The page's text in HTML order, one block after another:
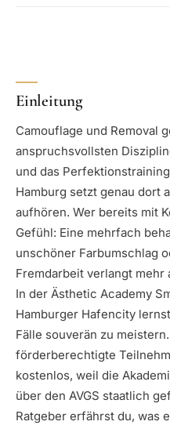
Einleitung
Camouflage und Removal
anspruchsvollsten
und das
Hamburg setzt genau dort
aufhören. Wer bereits mit
Gefühl: Eine mehrfach
unschöner Farbumschlag
Fremdarbeit verlangt
In der Ästhetic Academy
Hamburger Hafencity
Fälle souverän zu
förderberechtigte
kostenlos, weil die
über den AVGS staatlich
Ratgeber erfährst du, was